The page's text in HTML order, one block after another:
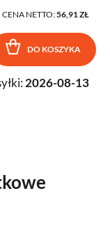
CENA NETTO:56,91 ZŁ
DO KOSZYKA
2026-08-13